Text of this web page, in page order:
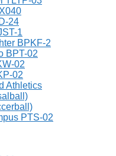
24
1
BPKF-2
BPT-02
02
02
Athletics
PTS-02